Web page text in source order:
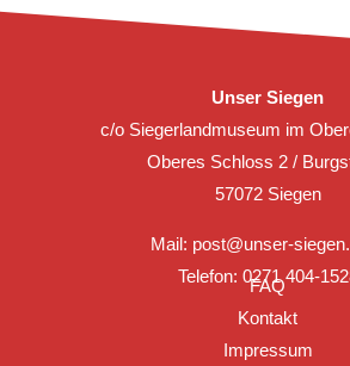
Unser Siegen
c/o Siegerlandmuseum im
Oberes Schloss 2 /
57072 Siegen
Mail: post@unser-
Telefon: 0271 404-
FAQ
Kontakt
Impressum